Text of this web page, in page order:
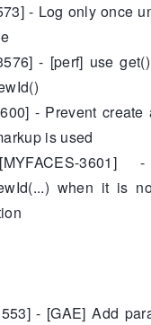
- Log only once
- [perf] use
- Prevent create
is used
3601] -
when it is
- [GAE] Add